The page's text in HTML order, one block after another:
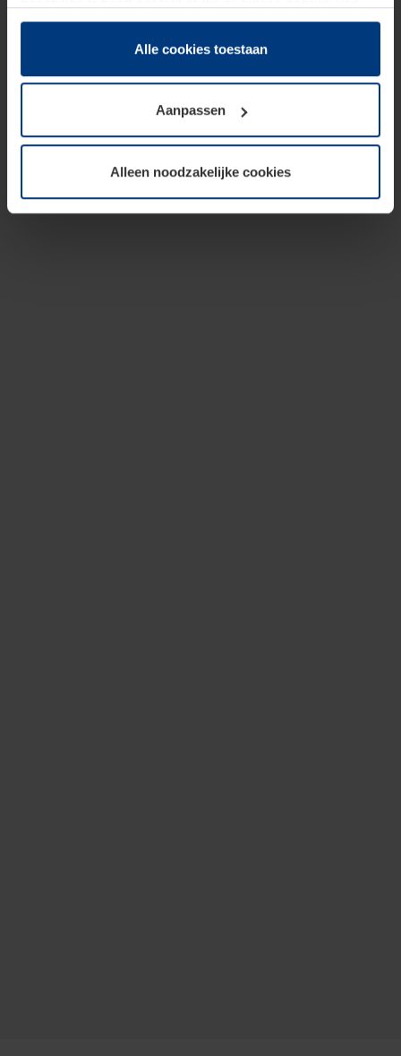
hun diensten hebben verzameld.
Juridisch hebben wij het recht om cookies op uw
van deze pagina's absoluut vereist is. Voor alle andere
soorten cookies is uw toestemming benodigd. Uw
toestemming kunt u op elk moment bij de uitleg van de
wijzigen of herroepen.
Alle cookies toestaan
Aanpassen
Alleen noodzakelijke cookies